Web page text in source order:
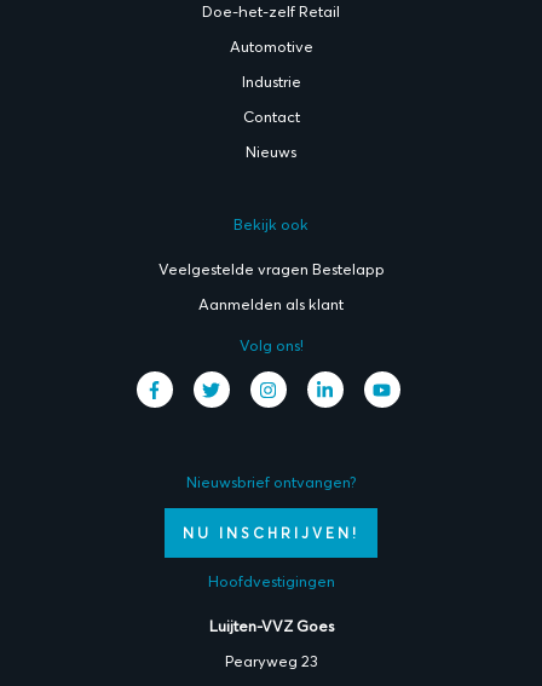
Doe-het-zelf Retail
Automotive
Industrie
Contact
Nieuws
Bekijk ook
Veelgestelde vragen Bestelapp
Aanmelden als klant
Volg ons!
Nieuwsbrief ontvangen?
NU INSCHRIJVEN!
Hoofdvestigingen
Luijten-VVZ Goes
Pearyweg 23